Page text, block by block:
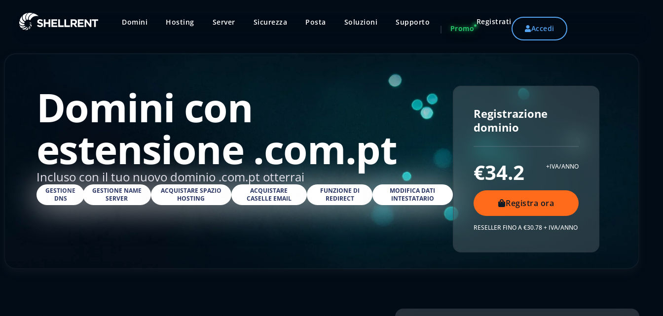
Domini Hosting Server Sicurezza Posta Soluzioni Supporto
Promo
Registrati
Accedi
Domini con
estensione .com.pt
Incluso con il tuo nuovo dominio .com.pt otterrai
GESTIONE
DNS
GESTIONE NAME
SERVER
ACQUISTARE SPAZIO
HOSTING
ACQUISTARE
CASELLE EMAIL
FUNZIONE DI
REDIRECT
MODIFICA DATI
INTESTATARIO
Registrazione
dominio
€34.2 +IVA/ANNO
Registra ora
RESELLER FINO A €30.78 + IVA/ANNO